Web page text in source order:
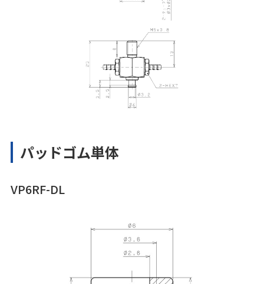
パッドゴム単体
VP6RF-DL